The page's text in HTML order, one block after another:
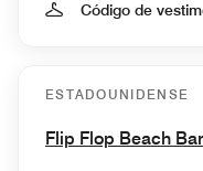
Código de
ESTADOUNIDENSE
Flip Flop Beach Bar